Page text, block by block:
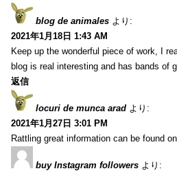
blog de animales より:
2021年1月18日 1:43 AM
Keep up the wonderful piece of work, I
blog is real interesting and has bands of
返信
locuri de munca arad より:
2021年1月27日 3:01 PM
Rattling great information can be found on
buy Instagram followers より: